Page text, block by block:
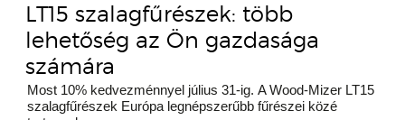
LT15 szalagfűrészek: több
lehetőség az Ön gazdasága
számára
Most 10% kedvezménnyel július 31-ig. A Wood-Mizer LT15
szalagfűrészek Európa legnépszerűbb fűrészei közé